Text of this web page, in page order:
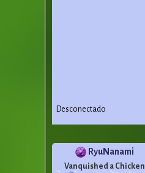
Desconectado
RyuNanami
Vanquished a Chicken